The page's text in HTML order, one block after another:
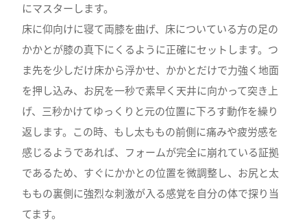
にマスターします。
床に仰向けに寝て両膝を曲げ、床についている方の足の
かかとが膝の真下にくるように正確にセットします。つ
ま先を少しだけ床から浮かせ、かかとだけで力強く地面
を押し込み、お尻を一秒で素早く天井に向かって突き上
げ、三秒かけてゆっくりと元の位置に下ろす動作を繰り
返します。この時、もし太ももの前側に痛みや疲労感を
感じるようであれば、フォームが完全に崩れている証拠
であるため、すぐにかかとの位置を微調整し、お尻と太
ももの裏側に強烈な刺激が入る感覚を自分の体で探り当
てます。